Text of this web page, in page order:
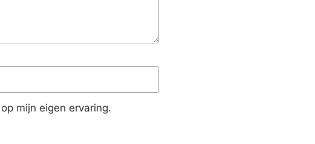
mijn eigen ervaring.